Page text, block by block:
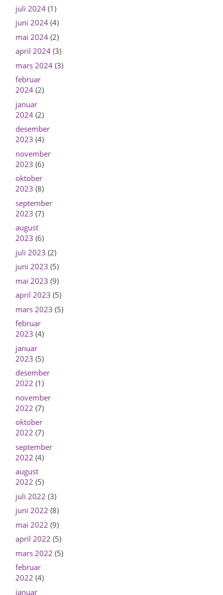
juli 2024(1)
juni 2024(4)
mai 2024(2)
april 2024(3)
mars 2024(3)
februar
2024(2)
januar
2024(2)
desember
2023 (4)
november
2023 (6)
oktober
2023 (8)
september
2023 (7)
august
2023 (6)
juli 2023 (2)
juni 2023 (5)
mai 2023 (9)
april 2023 (5)
mars 2023 (5)
februar
2023 (4)
januar
2023 (5)
desember
2022 (1)
november
2022 (7)
oktober
2022 (7)
september
2022 (4)
august
2022 (5)
juli 2022 (3)
juni 2022 (8)
mai 2022 (9)
april 2022 (5)
mars 2022 (5)
februar
2022 (4)
januar